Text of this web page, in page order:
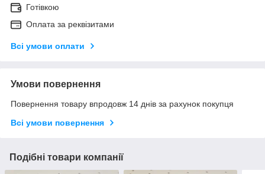
Готівкою
Оплата за реквізитами
Всі умови оплати
Умови повернення
Повернення товару впродовж 14 днів за рахунок покупця
Всі умови повернення
Подібні товари компанії